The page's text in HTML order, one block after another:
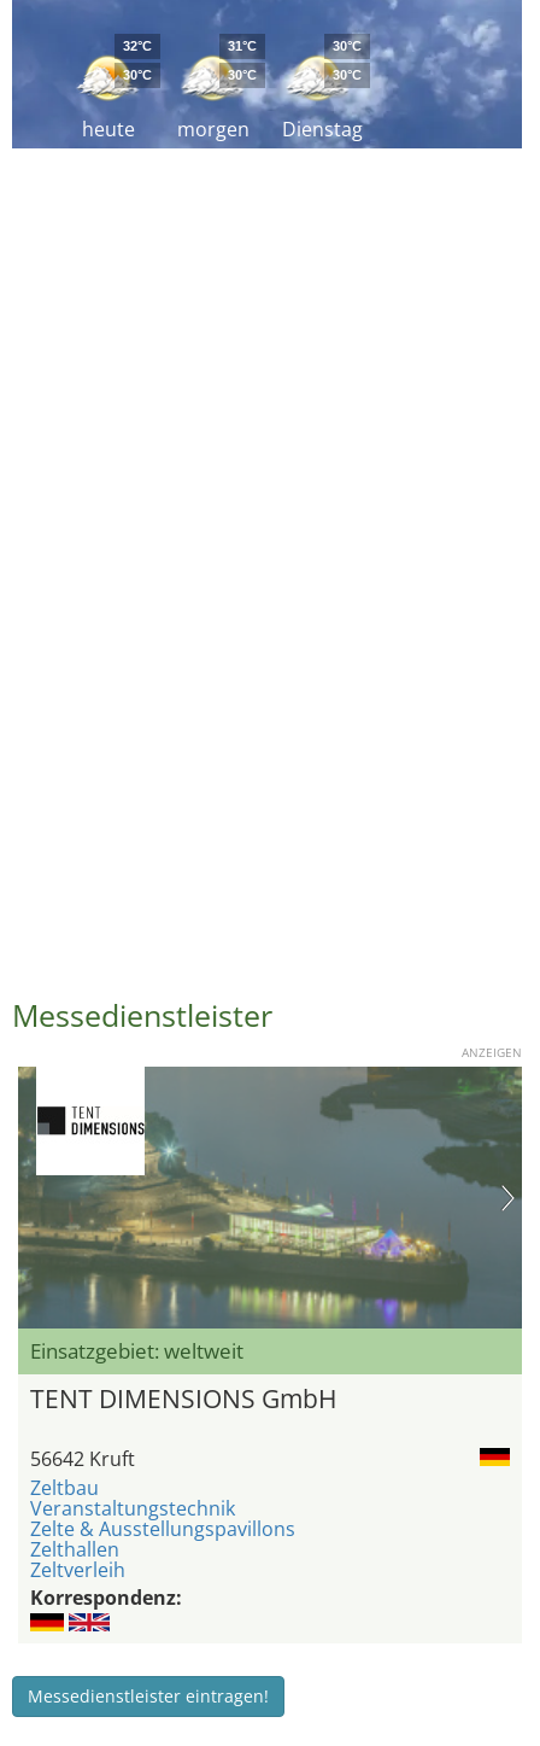
heute
32°C
30°C
morgen
31°C
30°C
Dienstag
30°C
30°C
Messedienstleister
ANZEIGEN
Einsatzgebiet: weltweit
TENT DIMENSIONS GmbH
56642 Kruft
Zeltbau
Veranstaltungstechnik
Zelte & Ausstellungspavillons
Zelthallen
Zeltverleih
Korrespondenz:
Messedienstleister eintragen!